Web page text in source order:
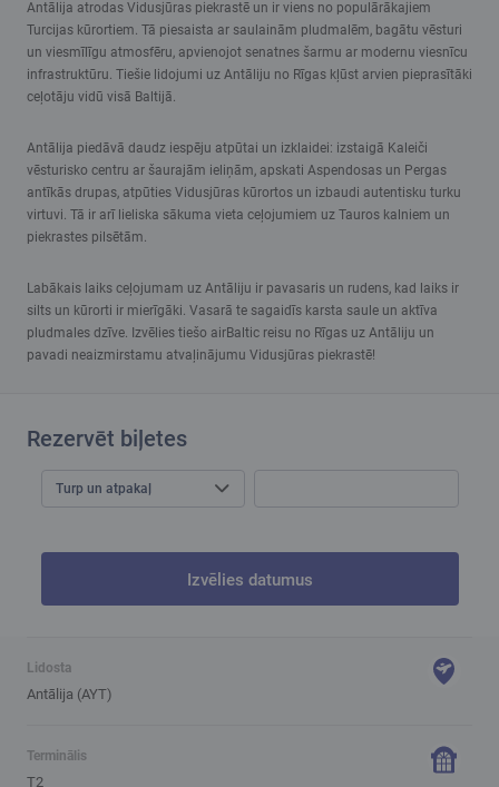
Antālija atrodas Vidusjūras piekrastē un ir viens no populārākajiem
Turcijas kūrortiem. Tā piesaista ar saulainām pludmalēm, bagātu vēsturi
un viesmīlīgu atmosfēru, apvienojot senatnes šarmu ar modernu viesnīcu
infrastruktūru. Tiešie lidojumi uz Antāliju no Rīgas kļūst arvien pieprasītāki
ceļotāju vidū visā Baltijā.
Antālija piedāvā daudz iespēju atpūtai un izklaidei: izstaigā Kaleiči
vēsturisko centru ar šaurajām ieliņām, apskati Aspendosas un Pergas
antīkās drupas, atpūties Vidusjūras kūrortos un izbaudi autentisku turku
virtuvi. Tā ir arī lieliska sākuma vieta ceļojumiem uz Tauros kalniem un
piekrastes pilsētām.
Labākais laiks ceļojumam uz Antāliju ir pavasaris un rudens, kad laiks ir
silts un kūrorti ir mierīgāki. Vasarā te sagaidīs karsta saule un aktīva
pludmales dzīve. Izvēlies tiešo airBaltic reisu no Rīgas uz Antāliju un
pavadi neaizmirstamu atvaļinājumu Vidusjūras piekrastē!
Lidosta
Antālija (AYT)
Terminālis
T2
Rezervēt biļetes
Turp un atpakaļ
Izvēlies datumus